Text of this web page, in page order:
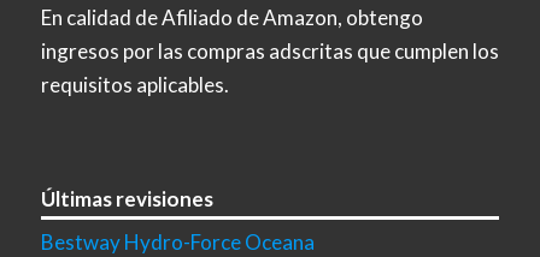
En calidad de Afiliado de Amazon, obtengo
ingresos por las compras adscritas que cumplen los
requisitos aplicables.
Últimas revisiones
Bestway Hydro-Force Oceana